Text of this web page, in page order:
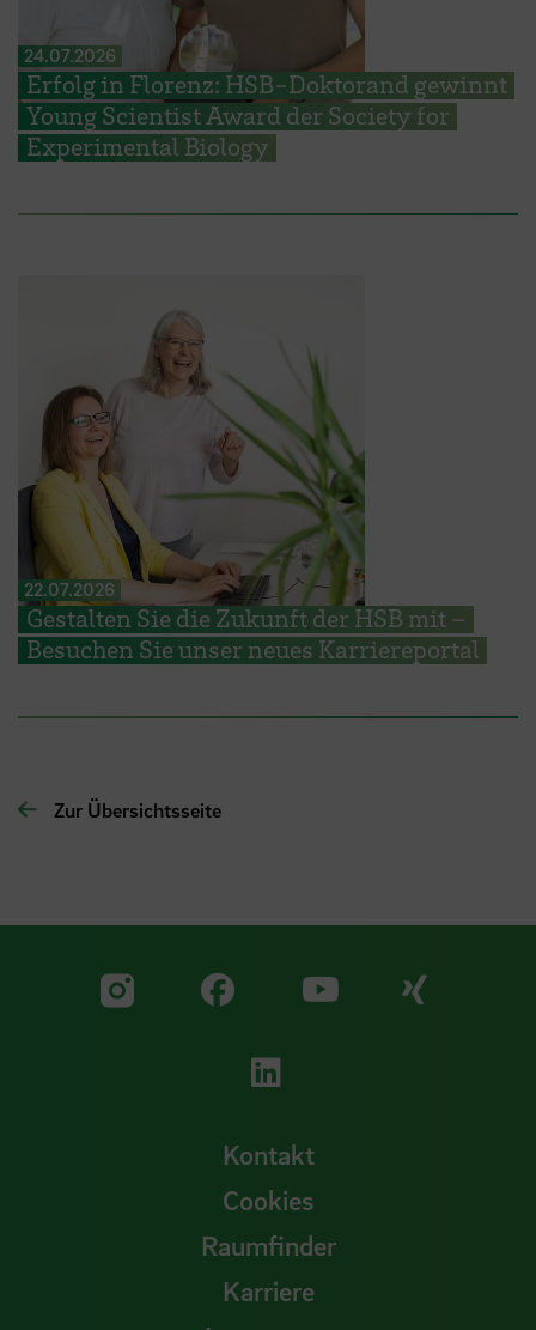
24.07.2026
Erfolg in Florenz: HSB-Doktorand gewinnt
Young Scientist Award der Society for
Experimental Biology
22.07.2026
Gestalten Sie die Zukunft der HSB mit –
Besuchen Sie unser neues Karriereportal
Zur Übersichtsseite
Zu unserer Facebook
Zu
Zu unserer
Kontakt
Cookies
Raumfinder
Karriere